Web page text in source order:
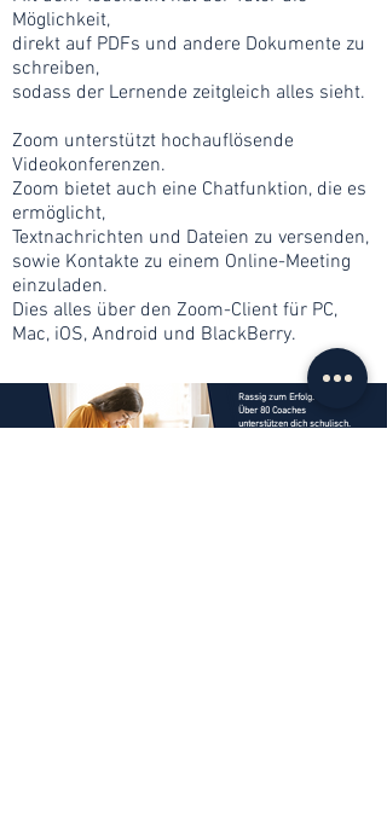
Möglichkeit,
direkt auf PDFs und andere Dokumente zu
schreiben,
sodass der Lernende zeitgleich alles sieht.
Zoom unterstützt hochauflösende
Videokonferenzen.
Zoom bietet auch eine Chatfunktion, die es
ermöglicht,
Textnachrichten und Dateien zu versenden,
sowie Kontakte zu einem Online-Meeting
einzuladen.
Dies alles über den Zoom-Client für PC,
Mac, iOS, Android und BlackBerry.
Rassig zum Erfolg.
Über 80 Coaches
unterstützen dich schulisch.